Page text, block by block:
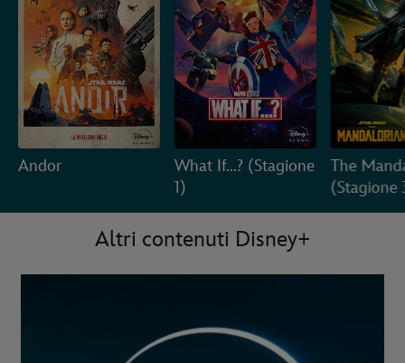
Andor
What If...? (Stagione
1)
The
(Stagione
Altri contenuti Disney+